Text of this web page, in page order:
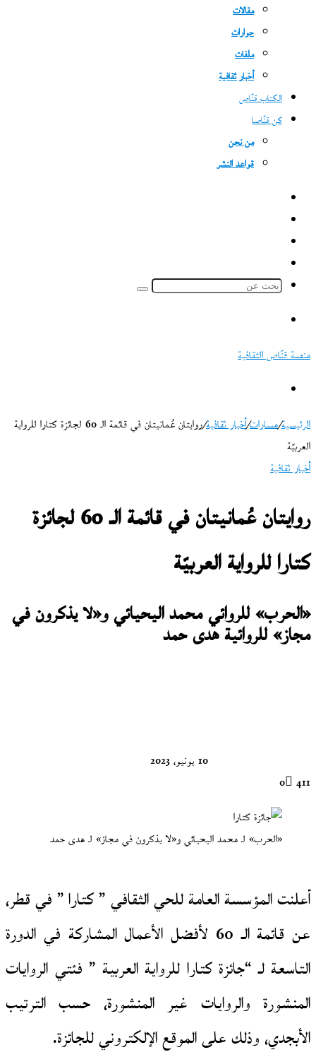
مقالات
حوارات
ملفات
أخبار ثقافية
الكتاب قنّاص
كن قنّاصا
من نحن
قواعد النشر
الموقع
منصة قنّاص الثقافية
الرئيسية/مسارات/أخبار ثقافية/
روايتان عُمانيتان في قائمة الـ 60 لجائزة كتارا للرواية
العربيّة
أخبار ثقافية
روايتان عُمانيتان في قائمة الـ 60 لجائزة
كتارا للرواية العربيّة
«الحرب» للروائي محمد اليحيائي و«لا يذكرون في
مجاز» للروائية هدى حمد
10 يونيو، 2023
0 411
«الحرب» لـ محمد اليحيائي و«لا يذكرون في مجاز» لـ هدى حمد
أعلنت المؤسسة العامة للحي الثقافي ” كتارا ” في قطر،
عن قائمة الـ 60 لأفضل الأعمال المشاركة في الدورة
التاسعة لـ “جائزة كتارا للرواية العربية ” فئتي الروايات
المنشورة والروايات غير المنشورة، حسب الترتيب
الأبجدي، وذلك على الموقع الإلكتروني للجائزة.